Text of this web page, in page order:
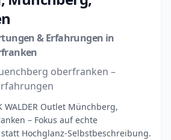
& Erfahrungen in
oberfranken –
WALDER Outlet Münchberg,
– Fokus auf echte
Hochglanz-Selbstbeschreibung.